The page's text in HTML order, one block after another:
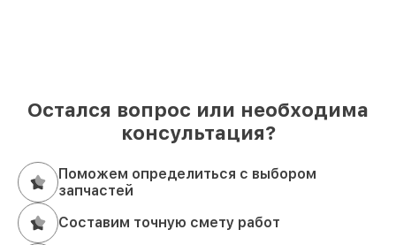
Остался вопрос или необходима
консультация?
Поможем определиться с выбором
запчастей
Составим точную смету работ